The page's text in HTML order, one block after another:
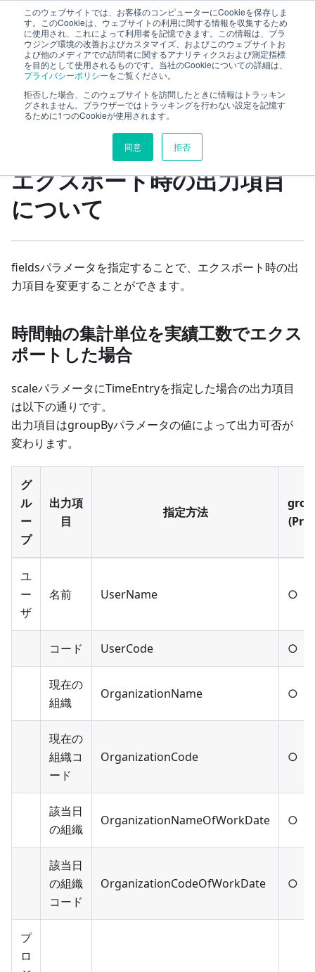
このウェブサイトでは、お客様のコンピューターにCookieを保存しま
す。このCookieは、ウェブサイトの利用に関する情報を収集するため
に使用され、これによって利用者を記憶できます。この情報は、ブラ
ウジング環境の改善およびカスタマイズ、およびこのウェブサイトお
よび他のメディアでの訪問者に関するアナリティクスおよび測定指標
を目的として使用されるものです。当社のCookieについての詳細は、
プライバシーポリシーをご覧ください。
拒否した場合、このウェブサイトを訪問したときに情報はトラッキン
グされません。ブラウザーではトラッキングを行わない設定を記憶す
るために1つのCookieが使用されます。
同意 拒否
TimeTracker RX Web API ヘルプ
リファレンス workitem
workItems
エクスポート時の出力項目について
エクスポート時の出力項目
について
fieldsパラメータを指定することで、エクスポート時の出
力項目を変更することができます。
時間軸の集計単位を実績工数でエクス
ポートした場合
scaleパラメータにTimeEntryを指定した場合の出力項目
は以下の通りです。
出力項目はgroupByパラメータの値によって出力可否が
変わります。
グ
ル
ー
プ
出力項
目
指定方法
ユ
ー
ザ
名前 UserName ○
コード UserCode ○
現在の
組織
OrganizationName ○
現在の
組織コ
ード
OrganizationCode ○
該当日
の組織
OrganizationNameOfWorkDate ○
該当日
の組織
コード
OrganizationCodeOfWorkDate ○
プ
ロ